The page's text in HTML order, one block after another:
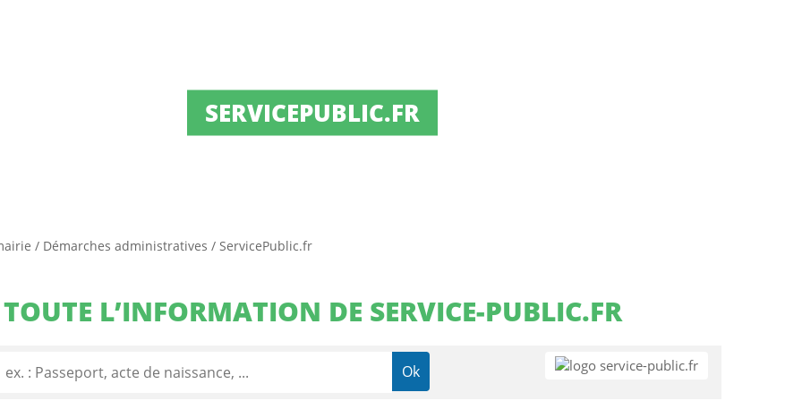
SERVICEPUBLIC.FR
/ Démarches administratives / ServicePublic.fr
TOUTE L’INFORMATION DE SERVICE-PUBLIC.FR